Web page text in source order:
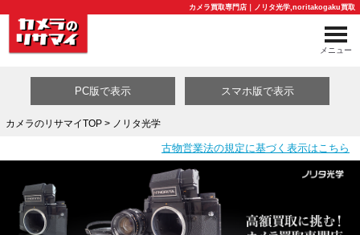
カメラ買取専門店｜ノリタ光学,noritakogaku買取
メニュー
買取カテゴリ一覧
PC版で表示 スマホ版で表示
カメラのリサマイTOP> ノリタ光学
古物営業法の規定に基づく表示はこちら